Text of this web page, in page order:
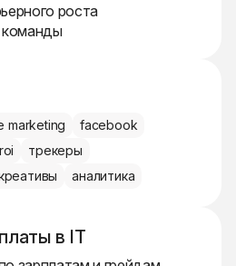
роста
команды
marketing
facebook
roi
трекеры
аналитика
в IT